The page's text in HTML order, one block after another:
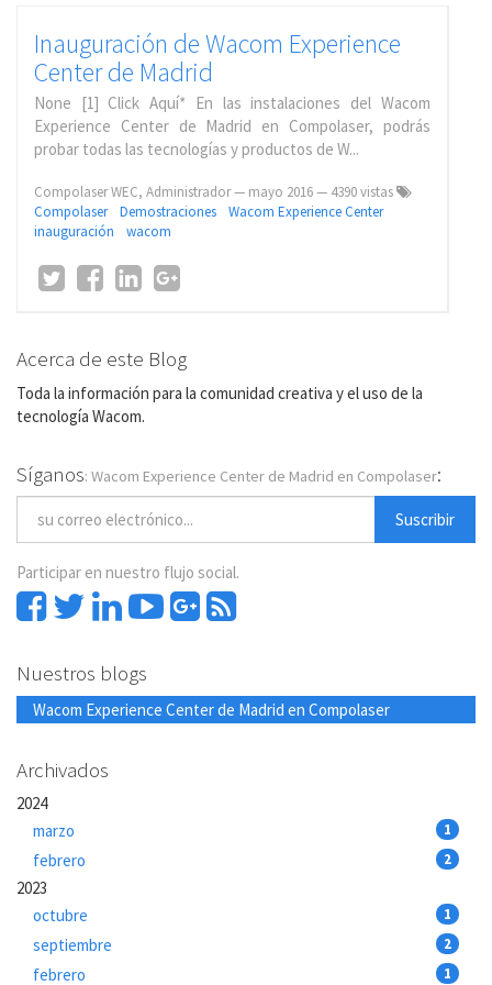
Inauguración de Wacom Experience
Center de Madrid
None [1] Click Aquí* En las instalaciones del Wacom
Experience Center de Madrid en Compolaser, podrás
probar todas las tecnologías y productos de W...
Compolaser WEC, Administrador— mayo 2016— 4390 vistas
Compolaser
Demostraciones
Wacom Experience Center
inauguración
wacom
Acerca de este Blog
Toda la información para la comunidad creativa y el uso de la
tecnología Wacom.
Síganos: Wacom Experience Center de Madrid en Compolaser:
Suscribir
Participar en nuestro flujo social.
Nuestros blogs
Wacom Experience Center de Madrid en Compolaser
Archivados
2024
marzo
1
febrero 2
2023
octubre
1
septiembre 2
febrero 1